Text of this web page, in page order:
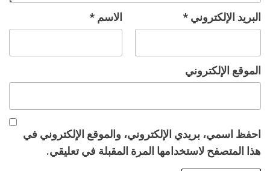
الاسم * البريد الإلكتروني *
الموقع الإلكتروني
احفظ اسمي، بريدي الإلكتروني، والموقع الإلكتروني في
هذا المتصفح لاستخدامها المرة المقبلة في تعليقي.